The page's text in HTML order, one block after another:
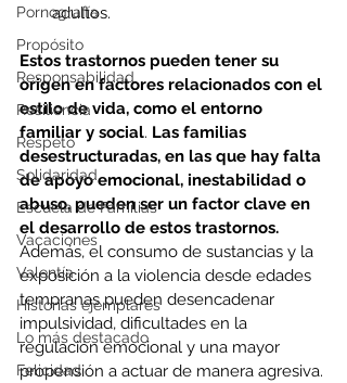
Pornografía
Propósito
Responsabilidad
Resiliencia
Respeto
Solidaridad
Escuela de Familias
Vacaciones
Valentía
Historias ejemplares
Lo más destacado
Felicidad
adultos.
Estos trastornos pueden tener su
origen en factores relacionados con el
estilo de vida, como el entorno
familiar y social. Las familias
desestructuradas, en las que hay falta
de apoyo emocional, inestabilidad o
abuso, pueden ser un factor clave en
el desarrollo de estos trastornos.
Además, el consumo de sustancias y la
exposición a la violencia desde edades
tempranas pueden desencadenar
impulsividad, dificultades en la
regulación emocional y una mayor
propensión a actuar de manera agresiva.